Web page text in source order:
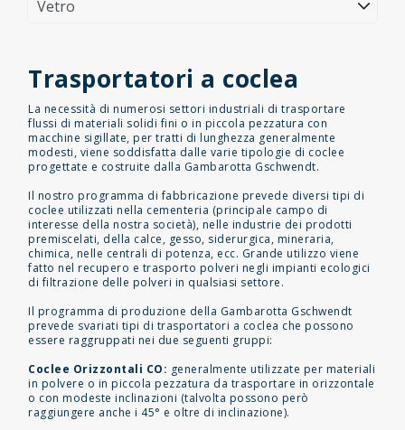
Trasportatori a coclea
La necessità di numerosi settori industriali di trasportare
flussi di materiali solidi fini o in piccola pezzatura con
macchine sigillate, per tratti di lunghezza generalmente
modesti, viene soddisfatta dalle varie tipologie di coclee
progettate e costruite dalla Gambarotta Gschwendt.
Il nostro programma di fabbricazione prevede diversi tipi di
coclee utilizzati nella cementeria (principale campo di
interesse della nostra società), nelle industrie dei prodotti
premiscelati, della calce, gesso, siderurgica, mineraria,
chimica, nelle centrali di potenza, ecc. Grande utilizzo viene
fatto nel recupero e trasporto polveri negli impianti ecologici
di filtrazione delle polveri in qualsiasi settore.
Il programma di produzione della Gambarotta Gschwendt
prevede svariati tipi di trasportatori a coclea che possono
essere raggruppati nei due seguenti gruppi:
Coclee Orizzontali CO: generalmente utilizzate per materiali
in polvere o in piccola pezzatura da trasportare in orizzontale
o con modeste inclinazioni (talvolta possono però
raggiungere anche i 45° e oltre di inclinazione).